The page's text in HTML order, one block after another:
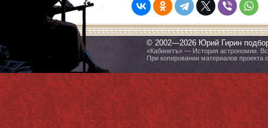
© 2002—2026 Юрий Гирин
«Кабинетъ» — История астрономии.
При копировании материалов проекта